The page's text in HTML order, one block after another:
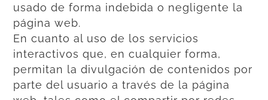
usado de forma indebida o negligente la
página web.
En cuanto al uso de los servicios
interactivos que, en cualquier forma,
permitan la divulgación de contenidos por
parte del usuario a través de la página